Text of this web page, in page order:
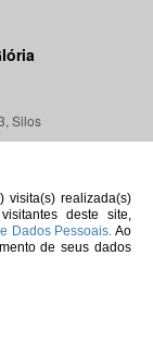
visita(s) realizada(s)
deste site,
Dados Pessoais. Ao
de seus dados
Silos